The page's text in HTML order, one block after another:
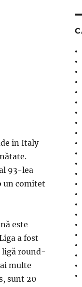
in Italy
93-lea
un comitet
este
a fost
ligă round-
multe
sunt 20